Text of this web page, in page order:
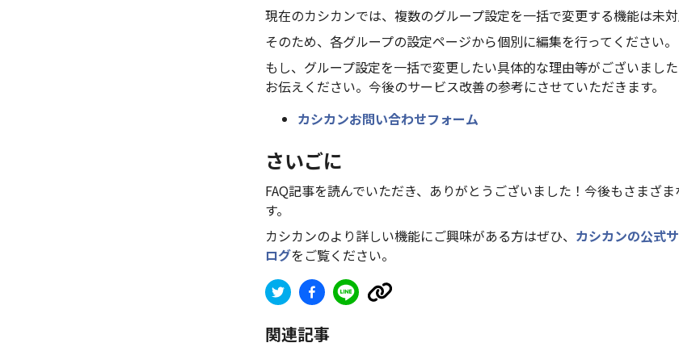
現在のカシカンでは、複数のグループ設定を一括で変更する機能は未対
そのため、各グループの設定ページから個別に編集を行ってください。
もし、グループ設定を一括で変更したい具体的な理由等がございまし
お伝えください。今後のサービス改善の参考にさせていただきます。
カシカンお問い合わせフォーム
さいごに
FAQ記事を読んでいただき、ありがとうございました！今後もさまざ
す。
カシカンのより詳しい機能にご興味がある方はぜひ、 カシカンの公式
ログをご覧ください。
関連記事